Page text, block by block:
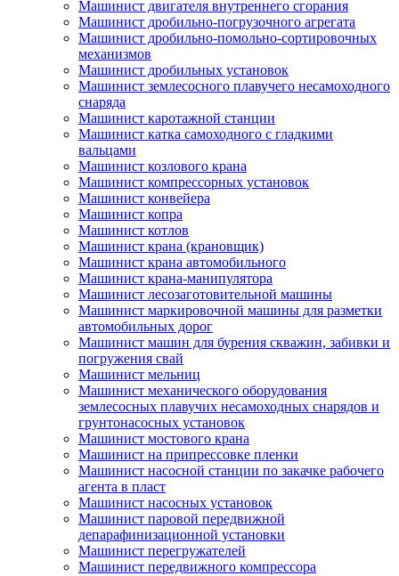
Машинист двигателя внутреннего сгорания
Машинист дробильно-погрузочного агрегата
Машинист дробильно-помольно-сортировочных
механизмов
Машинист дробильных установок
Машинист землесосного плавучего несамоходного
снаряда
Машинист каротажной станции
Машинист катка самоходного с гладкими
вальцами
Машинист козлового крана
Машинист компрессорных установок
Машинист конвейера
Машинист копра
Машинист котлов
Машинист крана (крановщик)
Машинист крана автомобильного
Машинист крана-манипулятора
Машинист лесозаготовительной машины
Машинист маркировочной машины для разметки
автомобильных дорог
Машинист машин для бурения скважин, забивки и
погружения свай
Машинист мельниц
Машинист механического оборудования
землесосных плавучих несамоходных снарядов и
грунтонасосных установок
Машинист мостового крана
Машинист на припрессовке пленки
Машинист насосной станции по закачке рабочего
агента в пласт
Машинист насосных установок
Машинист паровой передвижной
депарафинизационной установки
Машинист перегружателей
Машинист передвижного компрессора